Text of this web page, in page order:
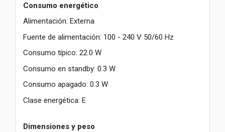
Consumo energético
Alimentación: Externa
Fuente de alimentación: 100 - 240 V 50/60 Hz
Consumo típico: 22.0 W
Consumo en standby: 0.3 W
Consumo apagado: 0.3 W
Clase energética: E
Dimensiones y peso